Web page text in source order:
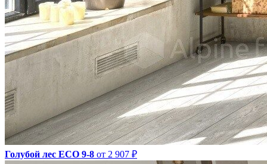
Голубой лес ECO 9-8 от 2 907 ₽